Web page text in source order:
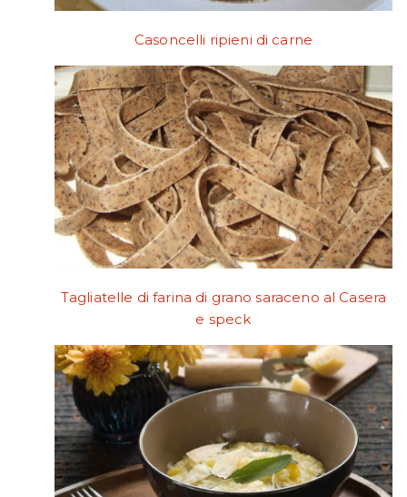
Casoncelli ripieni di carne
Tagliatelle di farina di grano saraceno al Casera
e speck